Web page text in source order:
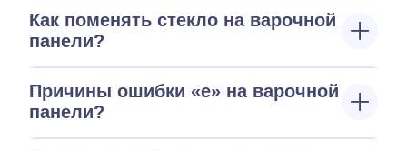
Как поменять стекло на варочной
панели?
Причины ошибки «е» на варочной
панели?